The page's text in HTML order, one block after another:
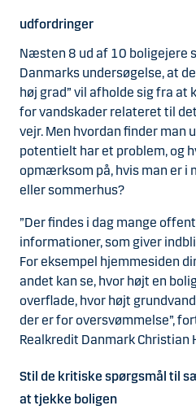
udfordringer
Næsten 8 ud af 10 boligejere
Danmarks undersøgelse, at
høj grad” vil afholde sig fra at
for vandskader relateret til
vejr. Men hvordan finder man
potentielt har et problem, og
opmærksom på, hvis man er i
eller sommerhus?
”Der findes i dag mange
informationer, som giver
For eksempel hjemmesiden
andet kan se, hvor højt en
overflade, hvor højt
der er for oversvømmelse”,
Realkredit Danmark Christian
Stil de kritiske spørgsmål til
at tjekke boligen